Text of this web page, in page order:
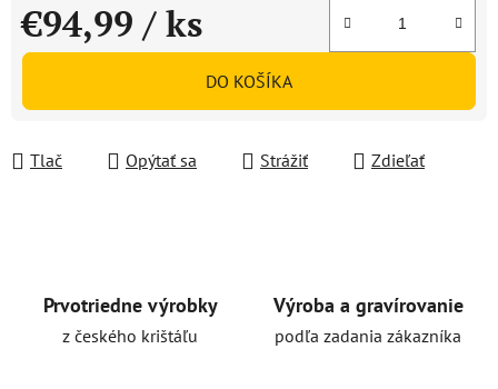
€94,99 / ks
Jednotková cena:
DO KOŠÍKA
Tlač Opýtať sa Strážiť Zdieľať
Prvotriedne výrobky
z českého krištáľu
Výroba a gravírovanie
podľa zadania zákazníka